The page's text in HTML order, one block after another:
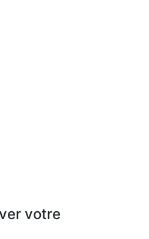
votre